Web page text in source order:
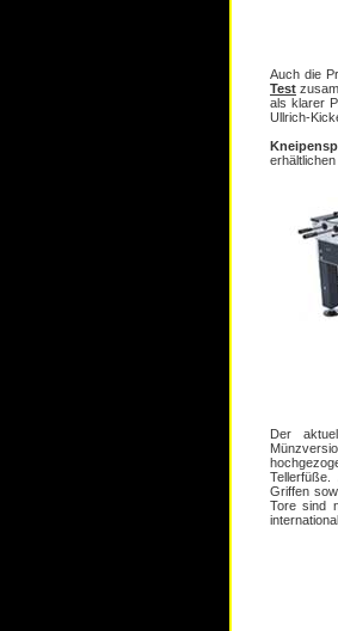
Auch die
Test
als klarer
Ullrich-
erhältlichen
Der
Griffen
Tore sind